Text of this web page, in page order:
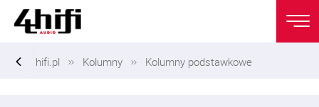
hifi.pl Kolumny Kolumny podstawkowe